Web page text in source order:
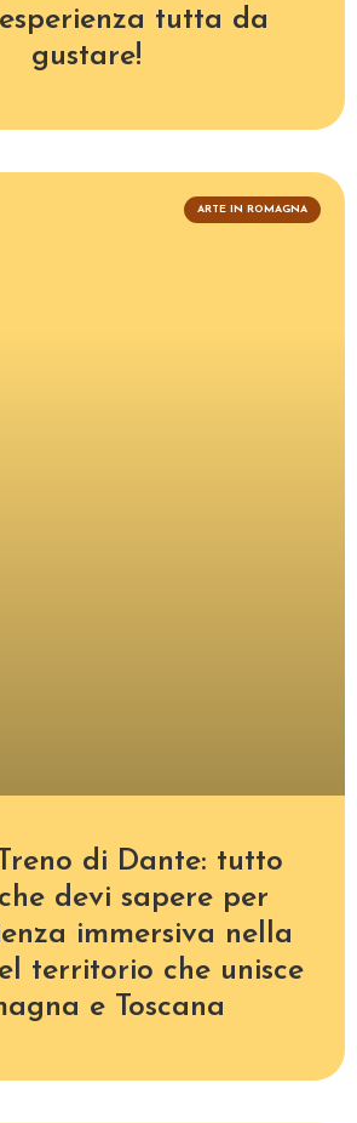
tutta da
gustare!
ARTE IN ROMAGNA
di Dante: tutto
devi sapere per
immersiva nella
territorio che unisce
e Toscana